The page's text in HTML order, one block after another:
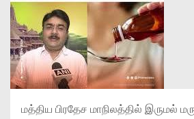
மத்திய பிரதேச மாநிலத்தில் இருமல்